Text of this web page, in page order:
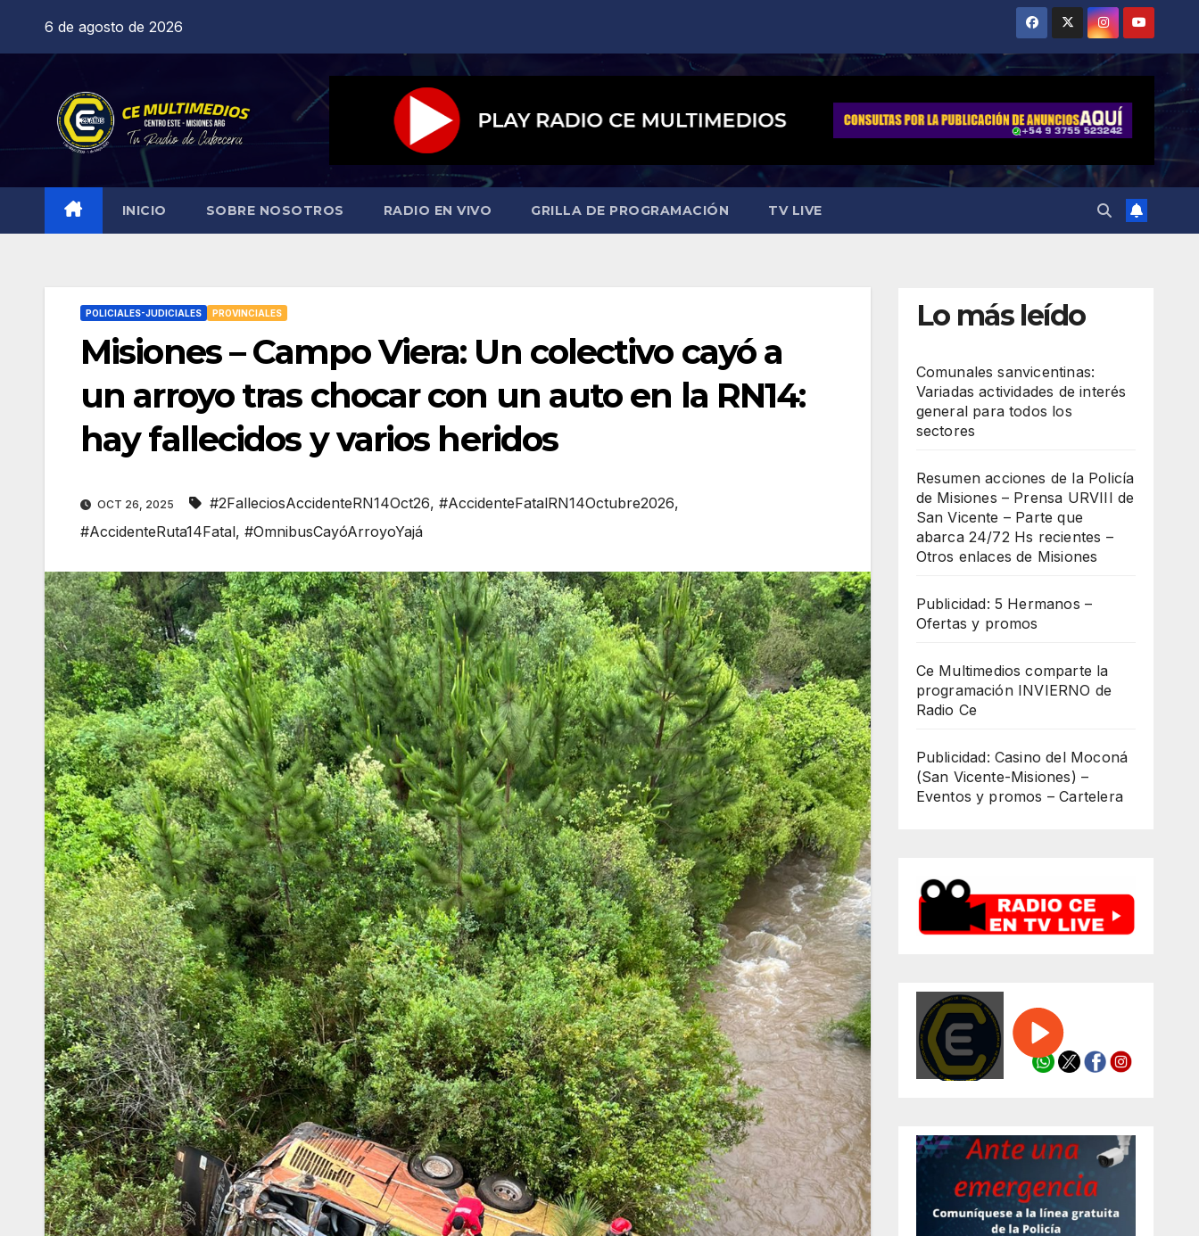
6 de agosto de 2026
INICIO SOBRE NOSOTROS RADIO EN VIVO GRILLA DE PROGRAMACIÓN TV LIVE
POLICIALES-JUDICIALES PROVINCIALES
Misiones – Campo Viera: Un colectivo cayó a
un arroyo tras chocar con un auto en la RN14:
hay fallecidos y varios heridos
OCT 26, 2025 #2FalleciosAccidenteRN14Oct26, #AccidenteFatalRN14Octubre2026,
#AccidenteRuta14Fatal, #OmnibusCayóArroyoYajá
Lo más leído
Comunales sanvicentinas:
Variadas actividades de interés
general para todos los
sectores
Resumen acciones de la Policía
de Misiones – Prensa URVIII de
San Vicente – Parte que
abarca 24/72 Hs recientes –
Otros enlaces de Misiones
Publicidad: 5 Hermanos –
Ofertas y promos
Ce Multimedios comparte la
programación INVIERNO de
Radio Ce
Publicidad: Casino del Moconá
(San Vicente-Misiones) –
Eventos y promos – Cartelera